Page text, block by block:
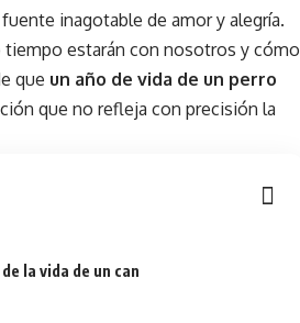
inagotable de amor y alegría.
estarán con nosotros y cómo
que un año de vida de un perro
que no refleja con precisión la
la vida de un can